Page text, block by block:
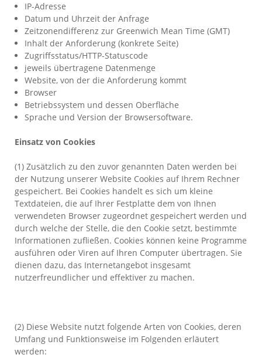
IP-Adresse
Datum und Uhrzeit der Anfrage
Zeitzonendifferenz zur Greenwich Mean Time (GMT)
Inhalt der Anforderung (konkrete Seite)
Zugriffsstatus/HTTP-Statuscode
jeweils übertragene Datenmenge
Website, von der die Anforderung kommt
Browser
Betriebssystem und dessen Oberfläche
Sprache und Version der Browsersoftware.
Einsatz von Cookies
(1) Zusätzlich zu den zuvor genannten Daten werden bei
der Nutzung unserer Website Cookies auf Ihrem Rechner
gespeichert. Bei Cookies handelt es sich um kleine
Textdateien, die auf Ihrer Festplatte dem von Ihnen
verwendeten Browser zugeordnet gespeichert werden und
durch welche der Stelle, die den Cookie setzt, bestimmte
Informationen zufließen. Cookies können keine Programme
ausführen oder Viren auf Ihren Computer übertragen. Sie
dienen dazu, das Internetangebot insgesamt
nutzerfreundlicher und effektiver zu machen.
(2) Diese Website nutzt folgende Arten von Cookies, deren
Umfang und Funktionsweise im Folgenden erläutert
werden: